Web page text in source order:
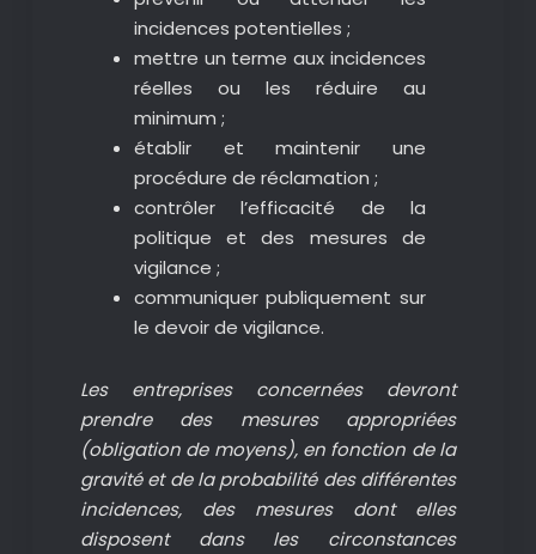
incidences potentielles ;
mettre un terme aux incidences
réelles ou les réduire au
minimum ;
établir et maintenir une
procédure de réclamation ;
contrôler l’efficacité de la
politique et des mesures de
vigilance ;
communiquer publiquement sur
le devoir de vigilance.
Les entreprises concernées devront
prendre des mesures appropriées
(obligation de moyens), en fonction de la
gravité et de la probabilité des différentes
incidences, des mesures dont elles
disposent dans les circonstances